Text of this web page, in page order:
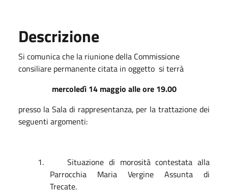
Descrizione
Si comunica che la riunione della Commissione
consiliare permanente citata in oggetto si terrà
mercoledì 14 maggio alle ore 19.00
presso la Sala di rappresentanza, per la trattazione dei
seguenti argomenti:
1.
Situazione di morosità contestata alla
Parrocchia Maria Vergine Assunta di
Trecate.